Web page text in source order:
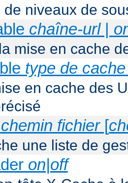
de niveaux de
chaîne-url|
mise en cache
type de cache
en cache des
chemin fichier[
une liste de
on|off